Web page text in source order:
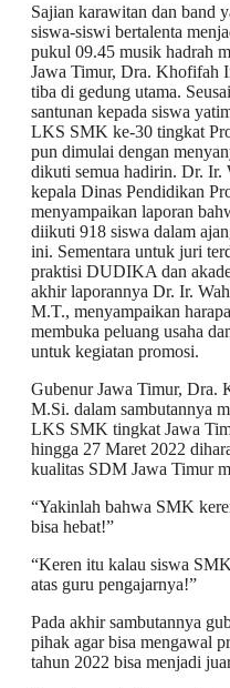
​Sajian karawitan dan band
siswa-siswi bertalenta
pukul 09.45 musik hadrah
Jawa Timur, Dra. Khofifah
tiba di gedung utama.
santunan kepada siswa
LKS SMK ke-30 tingkat
pun dimulai dengan
dikuti semua hadirin. Dr. Ir.
kepala Dinas Pendidikan
menyampaikan laporan
diikuti 918 siswa dalam
ini. Sementara untuk juri
praktisi DUDIKA dan
akhir laporannya Dr. Ir.
M.T., menyampaikan
membuka peluang usaha
untuk kegiatan promosi.
​Gubenur Jawa Timur, Dra.
M.Si. dalam sambutannya
LKS SMK tingkat Jawa
hingga 27 Maret 2022
kualitas SDM Jawa Timur
​“Yakinlah bahwa SMK
bisa hebat!”
​“Keren itu kalau siswa
atas guru pengajarnya!”
Pada akhir sambutannya
pihak agar bisa mengawal
tahun 2022 bisa menjadi